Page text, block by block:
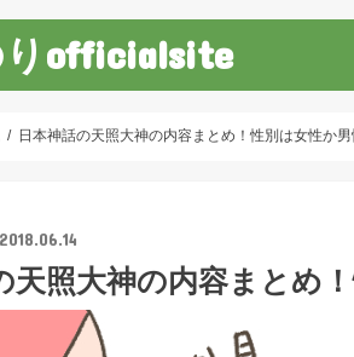
officialsite
日本神話の天照大神の内容まとめ！性別は女性か男
2018.06.14
天照大神の内容まとめ